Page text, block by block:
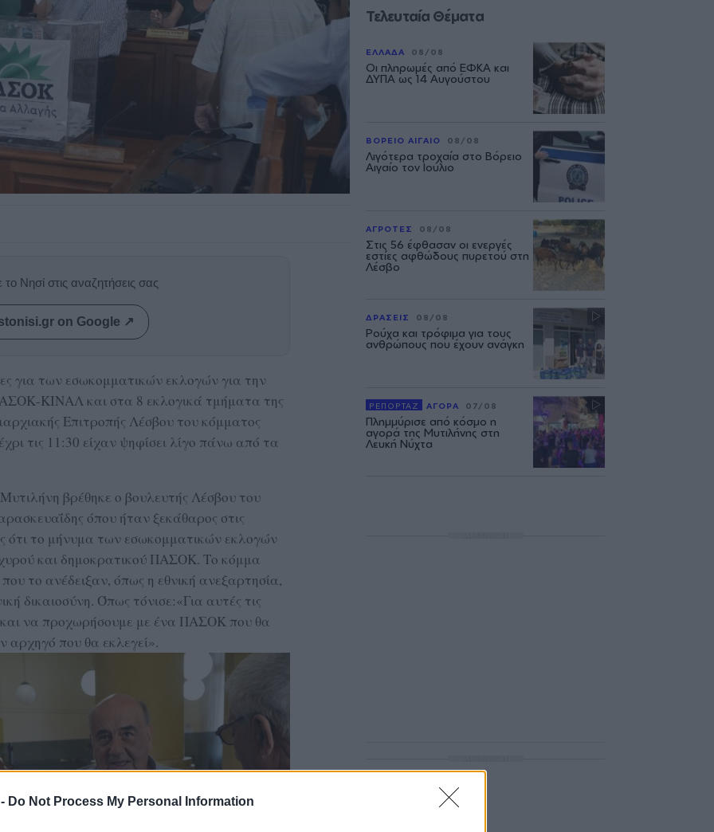
Do Not Process My Personal Information
Νησί στις αναζητήσεις σας
on Google ↗
για των εσωκομματικών εκλογών για την
ΚΙΝΑΛ και στα 8 εκλογικά τμήματα της
Επιτροπής Λέσβου του κόμματος
τις 11:30 είχαν ψηφίσει λίγο πάνω από τα
βρέθηκε ο βουλευτής Λέσβου του
όπου ήταν ξεκάθαρος στις
ότι το μήνυμα των εσωκομματικών εκλογών
και δημοκρατικού ΠΑΣΟΚ. Το κόμμα
το ανέδειξαν, όπως η εθνική ανεξαρτησία,
δικαιοσύνη. Όπως τόνισε:«Για αυτές τις
να προχωρήσουμε με ένα ΠΑΣΟΚ που θα
αρχηγό που θα εκλεγεί».
Τελευταία Θέματα
ΕΛΛΑΔΑ 08/08
Οι πληρωμές από ΕΦΚΑ και
ΔΥΠΑ ως 14 Αυγούστου
ΒΟΡΕΙΟ ΑΙΓΑΙΟ 08/08
Λιγότερα τροχαία στο Βόρειο
Αιγαίο τον Ιούλιο
ΑΓΡΟΤΕΣ 08/08
Στις 56 έφθασαν οι ενεργές
εστίες αφθώδους πυρετού στη
Λέσβο
ΔΡΑΣΕΙΣ 08/08
Ρούχα και τρόφιμα για τους
ανθρώπους που έχουν ανάγκη
ΡΕΠΟΡΤΑΖ ΑΓΟΡΑ 07/08
Πλημμύρισε από κόσμο η
αγορά της Μυτιλήνης στη
Λευκή Νύχτα